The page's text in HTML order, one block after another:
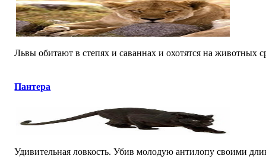
Львы обитают в степях и саваннах и охотятся на животных
Пантера
Удивительная ловкость. Убив молодую антилопу своими